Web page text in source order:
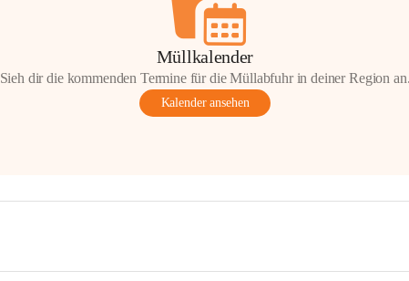
Müllkalender
Sieh dir die kommenden Termine für die Müllabfuhr in deiner Region
Kalender ansehen